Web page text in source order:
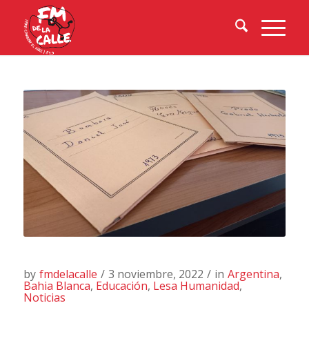
by fmdelacalle / 3 noviembre, 2022 / in Argentina,
Bahia Blanca, Educación, Lesa Humanidad,
Noticias